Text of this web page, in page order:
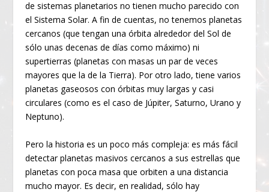
de sistemas planetarios no tienen mucho parecido con
el Sistema Solar. A fin de cuentas, no tenemos planetas
cercanos (que tengan una órbita alrededor del Sol de
sólo unas decenas de días como máximo) ni
supertierras (planetas con masas un par de veces
mayores que la de la Tierra). Por otro lado, tiene varios
planetas gaseosos con órbitas muy largas y casi
circulares (como es el caso de Júpiter, Saturno, Urano y
Neptuno).
Pero la historia es un poco más compleja: es más fácil
detectar planetas masivos cercanos a sus estrellas que
planetas con poca masa que orbiten a una distancia
mucho mayor. Es decir, en realidad, sólo hay